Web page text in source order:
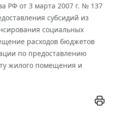
РФ от 3 марта 2007 г. № 137
субсидий из
социальных
расходов бюджетов
по предоставлению
жилого помещения и